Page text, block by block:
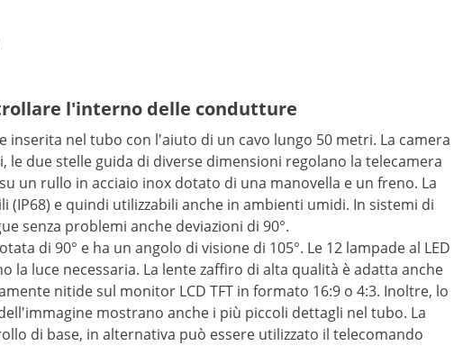
l'interno delle condutture
inserita nel tubo con l'aiuto di un cavo lungo 50 metri. La camera
le due stelle guida di diverse dimensioni regolano la telecamera
un rullo in acciaio inox dotato di una manovella e un freno. La
e quindi utilizzabili anche in ambienti umidi. In sistemi di
senza problemi anche deviazioni di 90°.
di 90° e ha un angolo di visione di 105°. Le 12 lampade al LED
la luce necessaria. La lente zaffiro di alta qualità è adatta anche
nitide sul monitor LCD TFT in formato 16:9 o 4:3. Inoltre, lo
mostrano anche i più piccoli dettagli nel tubo. La
di base, in alternativa può essere utilizzato il telecomando